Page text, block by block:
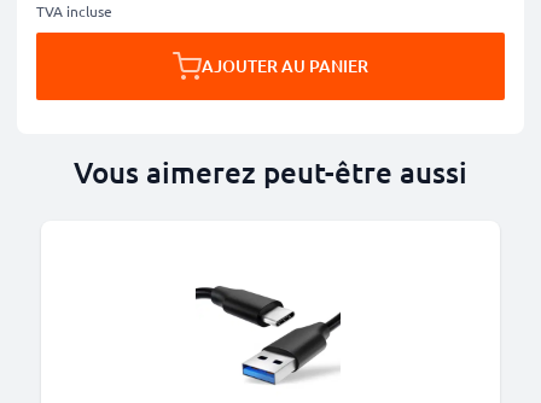
TVA incluse
AJOUTER AU PANIER
Vous aimerez peut-être aussi